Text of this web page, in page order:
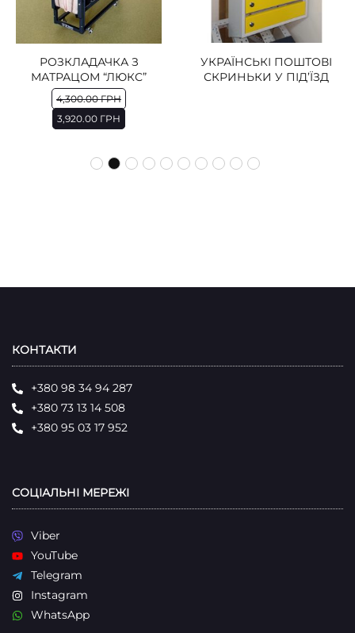
РОЗКЛАДАЧКА З
МАТРАЦОМ “ЛЮКС”
4,300.00ГРН
3,920.00 ГРН
УКРАЇНСЬКІ ПОШТОВІ
СКРИНЬКИ У ПІД’ЇЗД
КОНТАКТИ
+380 98 34 94 287
+380 73 13 14 508
+380 95 03 17 952
СОЦІАЛЬНІ МЕРЕЖІ
Viber
YouTube
Telegram
Instagram
WhatsApp